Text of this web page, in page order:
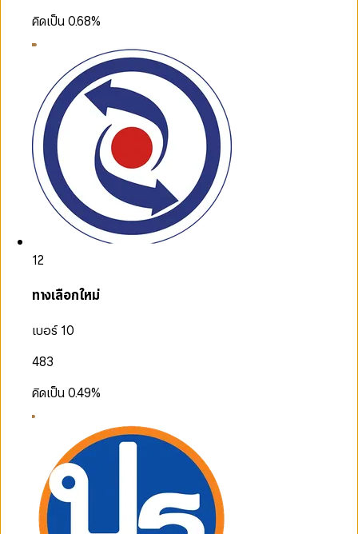
คิดเป็น0.68%
12
ทางเลือกใหม่
เบอร์ 10
483
คิดเป็น0.49%